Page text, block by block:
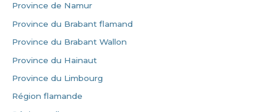
Province de Namur
Province du Brabant flamand
Province du Brabant Wallon
Province du Hainaut
Province du Limbourg
Région flamande